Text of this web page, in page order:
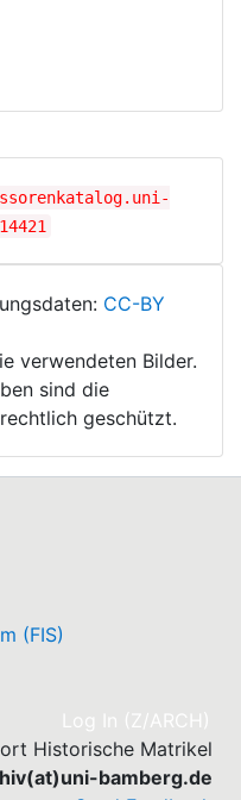
CC-BY
verwendeten Bilder.
sind die
geschützt.
(FIS)
Log In (Z/ARCH)
Historische Matrikel
bamberg.de